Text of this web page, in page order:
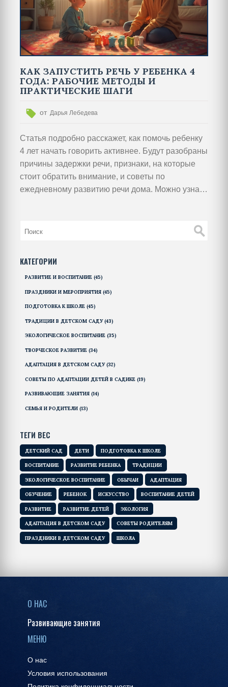
КАК ЗАПУСТИТЬ РЕЧЬ У РЕБЕНКА 4
ГОДА: РАБОЧИЕ МЕТОДЫ И
ПРАКТИЧЕСКИЕ ШАГИ
от Дарья Лебедева
Статья подробно расскажет, как помочь ребенку
4 лет начать говорить активнее. Будут разобраны
причины задержки речи, признаки, на которые
стоит обратить внимание, и советы по
ежедневному развитию речи дома. Можно узнать
специалисту. Всё максимально конкретно и
КАТЕГОРИИ
РАЗВИТИЕ И ВОСПИТАНИЕ (45)
ПРАЗДНИКИ И МЕРОПРИЯТИЯ (45)
ПОДГОТОВКА К ШКОЛЕ (45)
ТРАДИЦИИ В ДЕТСКОМ САДУ(43)
ЭКОЛОГИЧЕСКОЕ ВОСПИТАНИЕ (35)
ТВОРЧЕСКОЕ РАЗВИТИЕ (34)
АДАПТАЦИЯ В ДЕТСКОМ САДУ(32)
СОВЕТЫ ПО АДАПТАЦИИ ДЕТЕЙ В САДИКЕ (19)
РАЗВИВАЮЩИЕ ЗАНЯТИЯ (14)
СЕМЬЯ И РОДИТЕЛИ (13)
ТЕГИ ВЕС
ДЕТСКИЙ САД ДЕТИ ПОДГОТОВКА К ШКОЛЕ
ВОСПИТАНИЕ РАЗВИТИЕ РЕБЕНКА ТРАДИЦИИ
ЭКОЛОГИЧЕСКОЕ ВОСПИТАНИЕ ОБЫЧАИ АДАПТАЦИЯ
ОБУЧЕНИЕ РЕБЕНОК ИСКУССТВО ВОСПИТАНИЕ ДЕТЕЙ
РАЗВИТИЕ РАЗВИТИЕ ДЕТЕЙ ЭКОЛОГИЯ
АДАПТАЦИЯ В ДЕТСКОМ САДУ СОВЕТЫ РОДИТЕЛЯМ
ПРАЗДНИКИ В ДЕТСКОМ САДУ ШКОЛА
О НАС
Развивающие занятия
МЕНЮ
О нас
Условия использования